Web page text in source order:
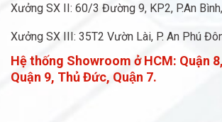
Xưởng SX II: 60/3 Đường 9, KP2, P.An
Xưởng SX III: 35T2 Vườn Lài, P. An Phú
Hệ thống Showroom ở HCM: Quận
Quận 9, Thủ Đức, Quận 7.